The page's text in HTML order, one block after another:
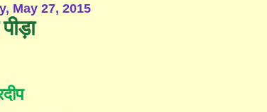
May 27, 2015